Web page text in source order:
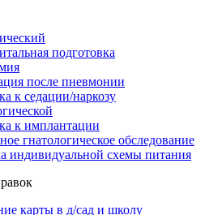
подготовка
после пневмонии
к седации/наркозу
к имплантации
гнатологическое обследование
индивидуальной схемы питания
карты в д/сад и школу